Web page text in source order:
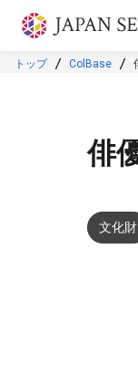
本文に飛ぶ
トップ ColBase
俳
文化財